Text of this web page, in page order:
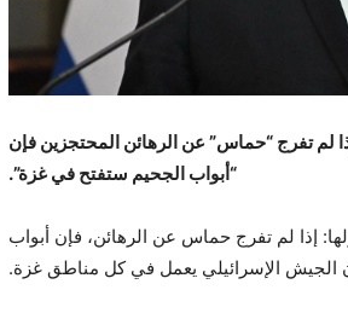
لم تفرج “حماس” عن الرهائن المحتجزين فإن
“أبواب الجحيم ستفتح في غزة”.
إذا لم تفرج حماس عن الرهائن، فإن أبواب
الجيش الإسرائيلي يعمل في كل مناطق غزة.